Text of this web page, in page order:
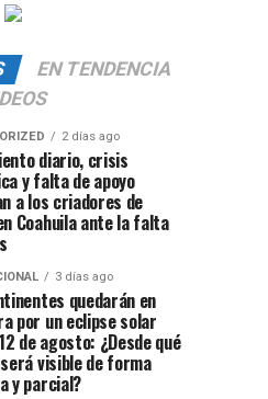
EN TENDENCIA
2 días ago
diario, crisis
y falta de apoyo
a los criadores de
Coahuila ante la falta
3 días ago
quedarán en
por un eclipse solar
de agosto: ¿Desde qué
visible de forma
y parcial?